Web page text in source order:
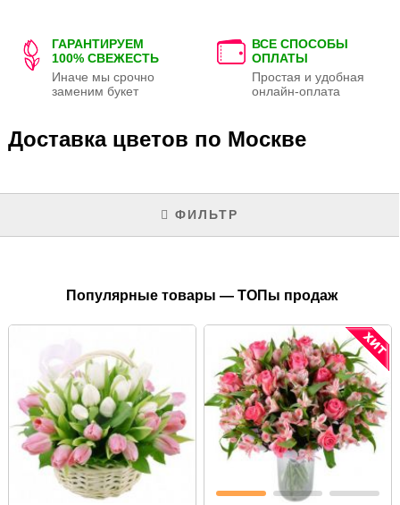
ГАРАНТИРУЕМ
100% СВЕЖЕСТЬ
Иначе мы срочно
заменим букет
ВСЕ СПОСОБЫ
ОПЛАТЫ
Простая и удобная
онлайн-оплата
Доставка цветов по Москве
ФИЛЬТР
Популярные товары — ТОПы продаж